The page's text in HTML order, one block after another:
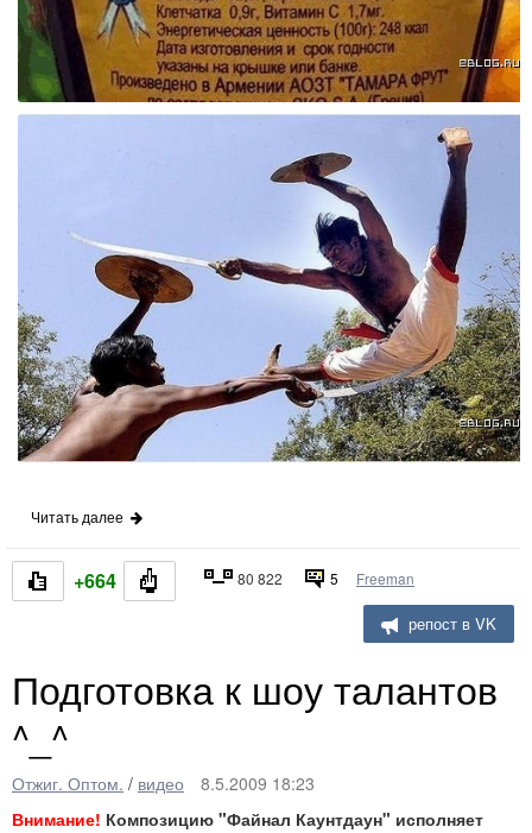
Читать далее
+664 80 822 5 Freeman
репост в VK
Подготовка к шоу талантов
^_^
Отжиг. Оптом. / видео
8.5.2009 18:23
Внимание! Композицию "Файнал Каунтдаун" исполняет